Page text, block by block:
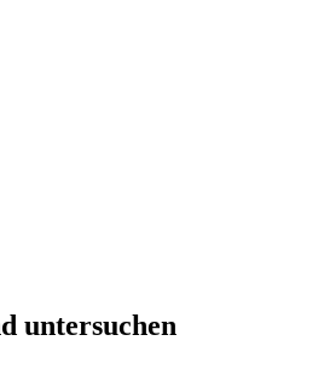
untersuchen